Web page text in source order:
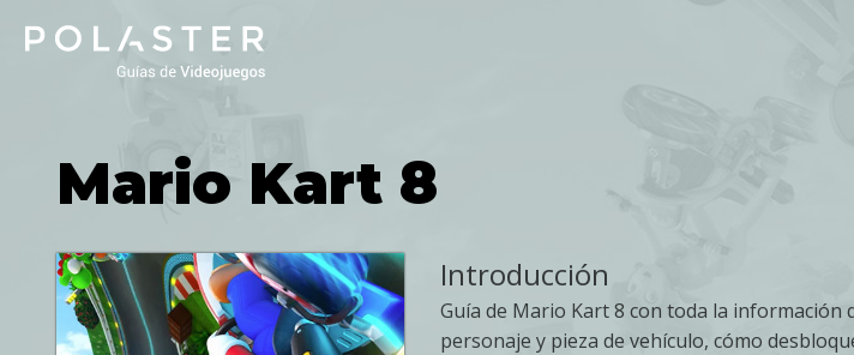
Mario Kart 8
Introducción
Guía de Mario Kart 8 con toda la información
personaje y pieza de vehículo, cómo